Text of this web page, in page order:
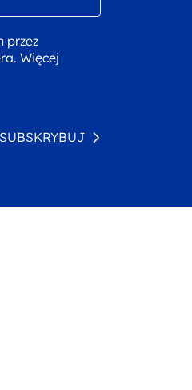
przez
Więcej
SUBSKRYBUJ